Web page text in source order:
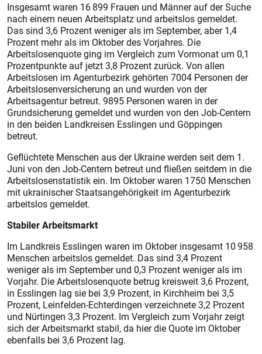
Insgesamt waren 16 899 Frauen und Männer auf der Suche
nach einem neuen Arbeitsplatz und arbeitslos gemeldet.
Das sind 3,6 Prozent weniger als im September, aber 1,4
Prozent mehr als im Oktober des Vorjahres. Die
Arbeitslosenquote ging im Vergleich zum Vormonat um 0,1
Prozentpunkte auf jetzt 3,8 Prozent zurück. Von allen
Arbeitslosen im Agenturbezirk gehörten 7004 Personen der
Arbeitslosenversicherung an und wurden von der
Arbeitsagentur betreut. 9895 Personen waren in der
Grundsicherung gemeldet und wurden von den Job-Centern
in den beiden Landkreisen Esslingen und Göppingen
betreut.
Geflüchtete Menschen aus der Ukraine werden seit dem 1.
Juni von den Job-Centern betreut und fließen seitdem in die
Arbeitslosenstatistik ein. Im Oktober waren 1750 Menschen
mit ukrainischer Staatsangehörigkeit im Agenturbezirk
arbeitslos gemeldet.
Stabiler Arbeitsmarkt
Im Landkreis Esslingen waren im Oktober insgesamt 10 958
Menschen arbeitslos gemeldet. Das sind 3,4 Prozent
weniger als im September und 0,3 Prozent weniger als im
Vorjahr. Die Arbeitslosenquote betrug kreisweit 3,6 Prozent,
in Esslingen lag sie bei 3,9 Prozent, in Kirchheim bei 3,5
Prozent, Leinfelden-Echterdingen verzeichnete 3,2 Prozent
und Nürtingen 3,3 Prozent. Im Vergleich zum Vorjahr zeigt
sich der Arbeitsmarkt stabil, da hier die Quote im Oktober
ebenfalls bei 3,6 Prozent lag.